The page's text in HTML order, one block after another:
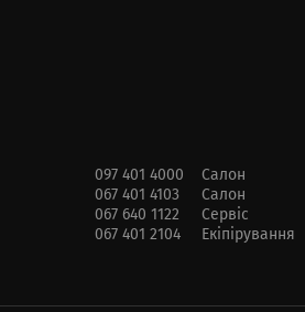
097 401 4000
Салон
067 401 4103
Салон
067 640 1122
Сервіс
067 401 2104
Екіпірування